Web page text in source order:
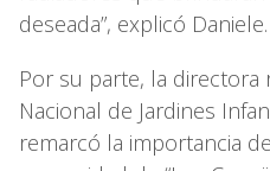
deseada”, explicó Daniele.
Por su parte, la directora
Nacional de Jardines
remarcó la importancia